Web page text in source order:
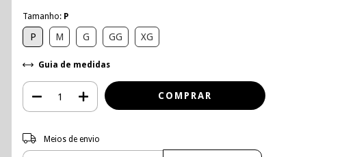
Tamanho: P
P M G GG XG
Guia de medidas
Entregas para o CEP:
Meios de envio